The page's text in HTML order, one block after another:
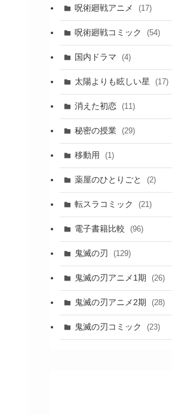
呪術廻戦アニメ (17)
呪術廻戦コミック (54)
国内ドラマ (4)
太陽よりも眩しい星 (17)
消えた初恋 (11)
秘密の授業 (29)
移動用 (1)
薬屋のひとりごと (2)
転スラコミック (21)
電子書籍比較 (96)
鬼滅の刃 (129)
鬼滅の刃アニメ1期 (26)
鬼滅の刃アニメ2期 (28)
鬼滅の刃コミック (23)